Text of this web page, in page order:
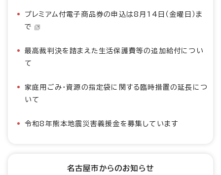
プレミアム付電子商品券の申込は8月14日（金曜日）ま
で
最高裁判決を踏まえた生活保護費等の追加給付につい
て
家庭用ごみ・資源の指定袋に関する臨時措置の延長につ
いて
令和8年熊本地震災害義援金を募集しています
名古屋市からのお知らせ